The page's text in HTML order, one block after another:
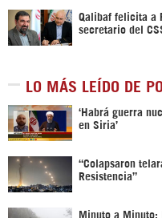
Qalibaf felicita a
secretario del
LO MÁS LEÍDO DE
‎‘Habrá guerra
en Siria’‎
“Colapsaron
Resistencia”
Minuto a Minuto: